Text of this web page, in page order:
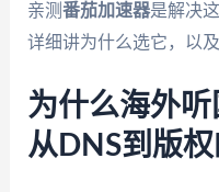
亲测番茄加速器是解决
详细讲为什么选它，以
为什么海外听
从DNS到版